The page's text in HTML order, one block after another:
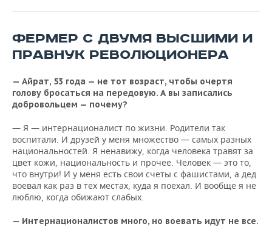
ФЕРМЕР С ДВУМЯ ВЫСШИМИ И
ПРАВНУК РЕВОЛЮЦИОНЕРА
— Айрат, 53 года — не тот возраст, чтобы очертя
голову бросаться на передовую. А вы записались
добровольцем — почему?
— Я — интернационалист по жизни. Родители так
воспитали. И друзей у меня множество — самых разных
национальностей. Я ненавижу, когда человека травят за
цвет кожи, национальность и прочее. Человек — это то,
что внутри! И у меня есть свои счеты с фашистами, а дед
воевал как раз в тех местах, куда я поехал. И вообще я не
люблю, когда обижают слабых.
— Интернационалистов много, но воевать идут не все.